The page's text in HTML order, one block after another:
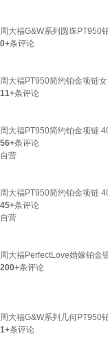
周大福G&W系列圆珠PT950
0+条评论
周大福PT950简约铂金项链
11+条评论
周大福PT950简约铂金项链
56+条评论
自营
周大福PT950简约铂金项链
45+条评论
自营
周大福PerfectLove婚嫁铂金
200+条评论
周大福G&W系列几何PT950
1+条评论